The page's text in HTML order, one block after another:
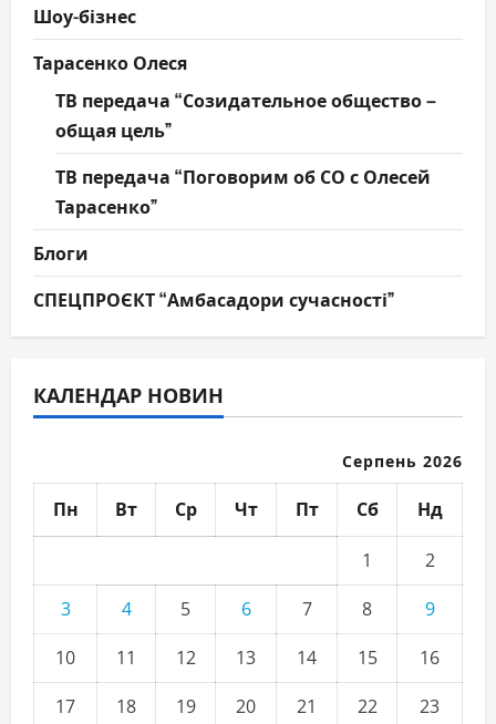
Шоу-бізнес
Тарасенко Олеся
ТВ передача “Созидательное общество –
общая цель”
ТВ передача “Поговорим об СО с Олесей
Тарасенко”
Блоги
СПЕЦПРОЄКТ “Амбасадори сучасності”
КАЛЕНДАР НОВИН
Серпень 2026
Пн Вт Ср Чт Пт Сб Нд
1
2
3
4 5 6 7 8
9
10
11 12 13 14 15
16
17
18 19 20 21 22 23